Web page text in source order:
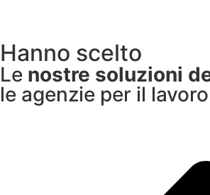
Hanno scelto
Le nostre soluzioni
le agenzie per il lavoro